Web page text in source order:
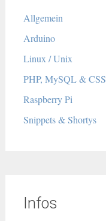
Allgemein
Arduino
Linux / Unix
PHP, MySQL & CSS
Raspberry Pi
Snippets & Shortys
Infos